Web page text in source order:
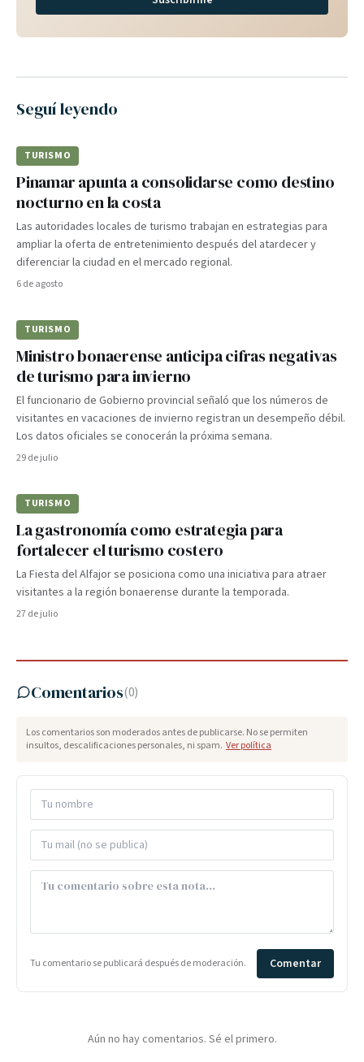
Seguí leyendo
TURISMO
Pinamar apunta a consolidarse como destino
nocturno en la costa
Las autoridades locales de turismo trabajan en estrategias para
ampliar la oferta de entretenimiento después del atardecer y
diferenciar la ciudad en el mercado regional.
6 de agosto
TURISMO
Ministro bonaerense anticipa cifras negativas
de turismo para invierno
El funcionario de Gobierno provincial señaló que los números de
visitantes en vacaciones de invierno registran un desempeño débil.
Los datos oficiales se conocerán la próxima semana.
29 de julio
TURISMO
La gastronomía como estrategia para
fortalecer el turismo costero
La Fiesta del Alfajor se posiciona como una iniciativa para atraer
visitantes a la región bonaerense durante la temporada.
27 de julio
Comentarios(0)
Los comentarios son moderados antes de publicarse. No se permiten
insultos, descalificaciones personales, ni spam. Ver política
Tu comentario se publicará después de moderación. Comentar
Aún no hay comentarios. Sé el primero.